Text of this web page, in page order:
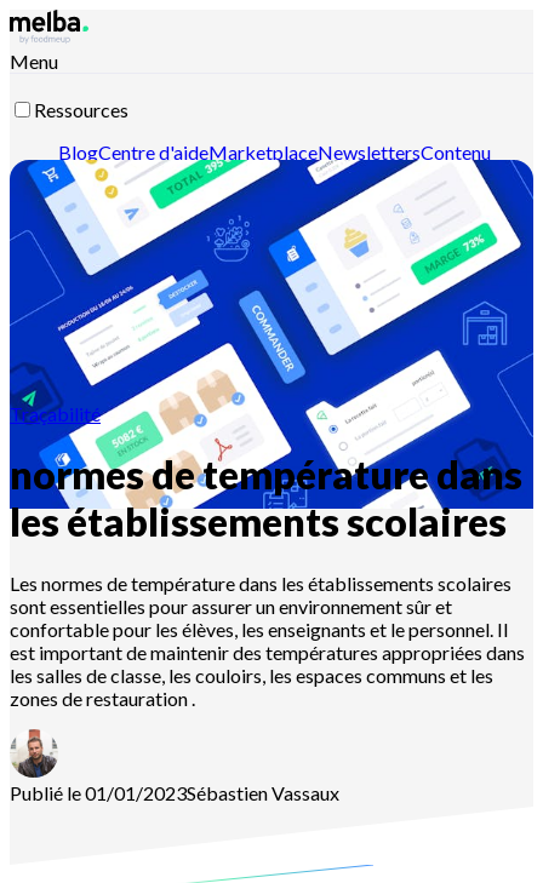
Menu
Ressources
BlogCentre d'aideMarketplaceNewslettersContenu
intelligentDocumentation APIDocumentation MCP
Contactez-nousDécouvrir melba
Traçabilité
normes de température dans
les établissements scolaires
Les normes de température dans les établissements scolaires
sont essentielles pour assurer un environnement sûr et
confortable pour les élèves, les enseignants et le personnel. Il
est important de maintenir des températures appropriées dans
les salles de classe, les couloirs, les espaces communs et les
zones de restauration .
Publié le 01/01/2023SébastienVassaux